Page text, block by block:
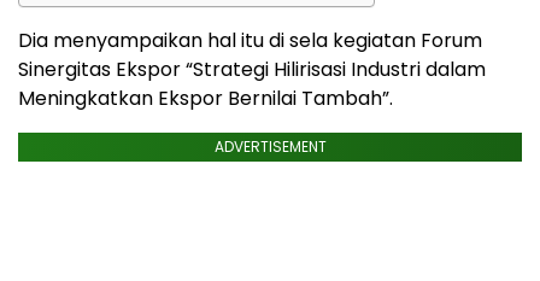
Dia menyampaikan hal itu di sela kegiatan Forum
Sinergitas Ekspor “Strategi Hilirisasi Industri dalam
Meningkatkan Ekspor Bernilai Tambah”.
ADVERTISEMENT